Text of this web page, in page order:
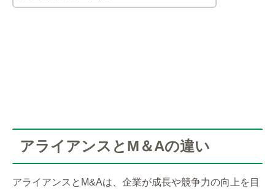
アライアンスとM＆Aの違い
アライアンスとM&Aは、企業が成長や競争力の向上を目